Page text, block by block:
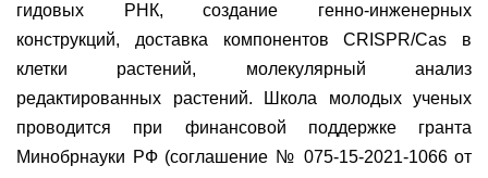
гидовых РНК, создание генно-инженерных
конструкций, доставка компонентов CRISPR/Cas в
клетки растений, молекулярный анализ
редактированных растений. Школа молодых ученых
проводится при финансовой поддержке гранта
Минобрнауки РФ (соглашение № 075-15-2021-1066 от